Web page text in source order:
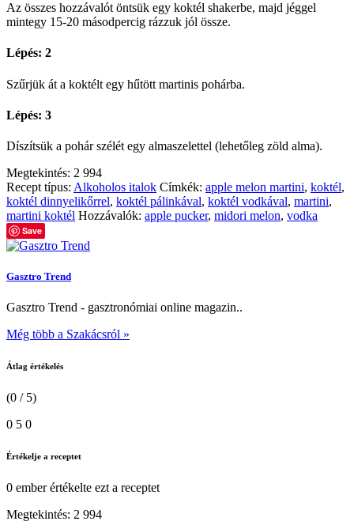
Az összes hozzávalót öntsük egy koktél shakerbe, majd jéggel
mintegy 15-20 másodpercig rázzuk jól össze.
Lépés: 2
Szűrjük át a koktélt egy hűtött martinis pohárba.
Lépés: 3
Díszítsük a pohár szélét egy almaszelettel (lehetőleg zöld alma).
Megtekintés: 2 994
Recept típus: Alkoholos italok Címkék: apple melon martini, koktél,
koktél dinnyelikőrrel, koktél pálinkával, koktél vodkával, martini,
martini koktél Hozzávalók: apple pucker, midori melon, vodka
Save
Gasztro Trend
Gasztro Trend - gasztronómiai online magazin..
Még több a Szakácsról »
Átlag értékelés
(0 / 5)
0 5 0
Értékelje a receptet
0 emberértékelte ezt a receptet
Megtekintés: 2 994